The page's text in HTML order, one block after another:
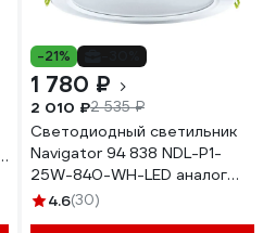
-21%
1 780 ₽
2 010 ₽2 535 ₽
Светодиодный светильник
Navigator 94 838 NDL-P1-
25W-840-WH-LED аналог
Downlight КЛЛ 2х26 94838
4.6(30)